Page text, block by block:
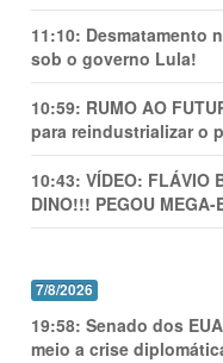
11:10: Desmatamento
sob o governo Lula!
10:59: RUMO AO
para reindustrializar o
10:43: VÍDEO: FLÁVIO
DINO!!! PEGOU
7/8/2026
19:58: Senado dos
meio a crise